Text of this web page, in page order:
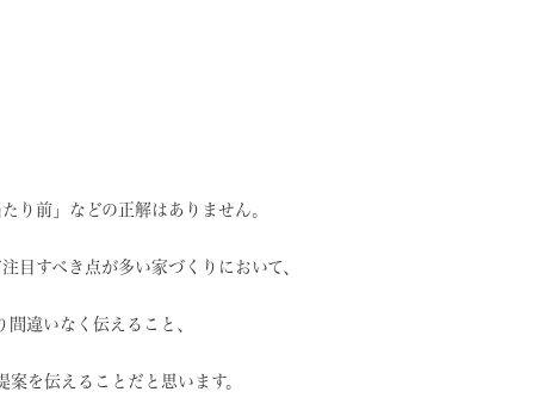
たり前」などの正解はありません。
目すべき点が多い家づくりにおいて、
間違いなく伝えること、
案を伝えることだと思います。